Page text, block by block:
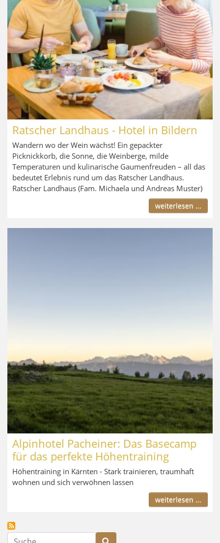
Ratscher Landhaus - Hotel in Bildern
Wandern wo der Wein wächst! Ein gepackter
Picknickkorb, die Sonne, die Weinberge, milde
Temperaturen und kulinarische Gaumenfreuden – all das
bedeutet Erlebnis rund um das Ratscher Landhaus.
Ratscher Landhaus (Fam. Michaela und Andreas Muster)
weiterlesen ...
Alpinhotel Pacheiner: Das Basecamp
für das perfekte Höhentraining
Höhentraining in Kärnten - Stark trainieren, traumhaft
wohnen und sich verwöhnen lassen
weiterlesen ...
Suche